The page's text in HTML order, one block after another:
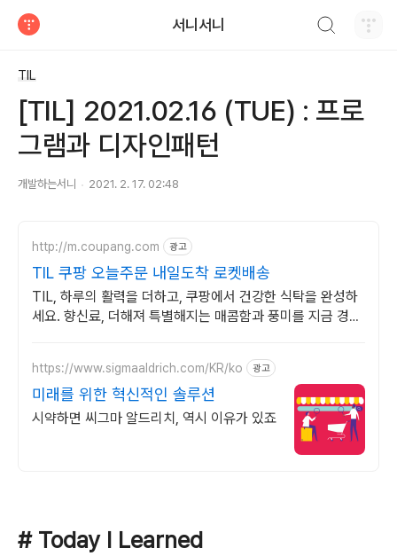
서니서니
TIL
[TIL] 2021.02.16 (TUE) : 프로
그램과 디자인패턴
개발하는서니 2021. 2. 17. 02:48
http://m.coupang.com 광고
TIL 쿠팡 오늘주문 내일도착 로켓배송
TIL, 하루의 활력을 더하고, 쿠팡에서 건강한 식탁을 완성하
세요. 향신료, 더해져 특별해지는 매콤함과 풍미를 지금 경험
https://www.sigmaaldrich.com/KR/ko 광고
미래를 위한 혁신적인 솔루션
시약하면 씨그마 알드리치, 역시 이유가 있죠
# Today I Learned